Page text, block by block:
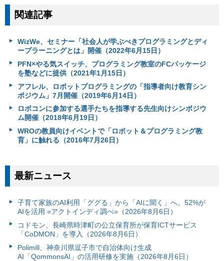
関連記事
WizWe、セミナー「社会人が学ぶべきプログラミングとディ
ープラーニングとは」開催（2022年6月15日）
PFN×やる気スイッチ、プログラミング教室のFCパッケージ
を塾などに提供（2021年1月15日）
アフレル、ロボットプログラミングの「指導者向け教育シン
ポジウム」7月開催（2019年6月14日）
ロボコンに参加する選手たちを指導する先生向けシンポジウ
ム開催（2018年6月19日）
WROの教員向けイベントで「ロボット＆プログラミング教
育」に触れる（2016年7月26日）
最新ニュース
子育て家族のAI利用「ググる」から「AIに聞く」へ。52%が
AIを活用 =アクトインディ調べ=（2026年8月6日）
コドモン、長崎県時津町の公立保育所が保育ICTサービス
「CoDMON」を導入（2026年8月6日）
Polimill、神奈川県逗子市で自治体向け生成
AI「QommonsAI」の活用研修を実施（2026年8月6日）